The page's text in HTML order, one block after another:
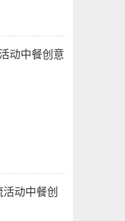
动中餐创意
动中餐创